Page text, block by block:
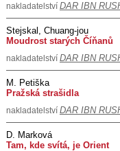
nakladatelství DAR IBN
Stejskal, Chuang-jou
Moudrost starých Číňanů
nakladatelství DAR IBN
M. Petiška
Pražská strašidla
nakladatelství DAR IBN
D. Marková
Tam, kde svítá, je Orient